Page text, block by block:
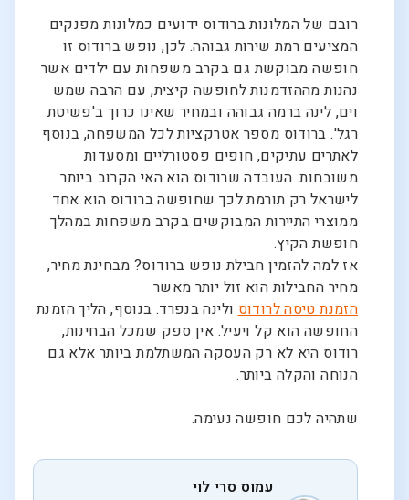
רובם של המלונות ברודוס ידועים כמלונות מפנקים
המציעים רמת שירות גבוהה. לכן, נופש ברודוס זו
חופשה מבוקשת גם בקרב משפחות עם ילדים אשר
נהנות מההזדמנות לחופשה קיצית, עם הרבה שמש
וים, לינה ברמה גבוהה ובמחיר שאינו כרוך ב'פשיטת
רגל'. ברודוס מספר אטרקציות לכל המשפחה, בנוסף
לאתרים עתיקים, חופים פסטורליים ומסעדות
משובחות. העובדה שרודוס הוא האי הקרוב ביותר
לישראל רק תורמת לכך שחופשה ברודוס הוא אחד
ממוצרי התיירות המבוקשים בקרב משפחות במהלך
חופשת הקיץ.
אז למה להזמין חבילת נופש ברודוס? מבחינת מחיר,
מחיר החבילות הוא זול יותר מאשר
הזמנת טיסה לרודוסולינה בנפרד. בנוסף, הליך הזמנת
החופשה הוא קל ויעיל. אין ספק שמכל הבחינות,
רודוס היא לא רק העסקה המשתלמת ביותר אלא גם
הנוחה והקלה ביותר.
שתהיה לכם חופשה נעימה.
עמוס סרי לוי